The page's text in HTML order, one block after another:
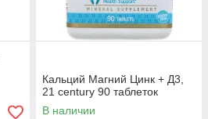
Кальций Магний Цинк + Д3,
21 century 90 таблеток
В наличии